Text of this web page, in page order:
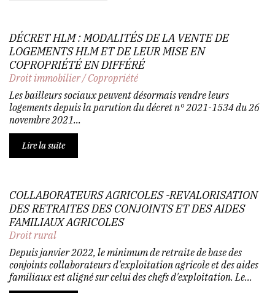
DÉCRET HLM : MODALITÉS DE LA VENTE DE
LOGEMENTS HLM ET DE LEUR MISE EN
COPROPRIÉTÉ EN DIFFÉRÉ
Droit immobilier/Copropriété
Les bailleurs sociaux peuvent désormais vendre leurs
logements depuis la parution du décret n° 2021-1534 du 26
novembre 2021...
Lire la suite
COLLABORATEURS AGRICOLES -REVALORISATION
DES RETRAITES DES CONJOINTS ET DES AIDES
FAMILIAUX AGRICOLES
Droit rural
Depuis janvier 2022, le minimum de retraite de base des
conjoints collaborateurs d'exploitation agricole et des aides
familiaux est aligné sur celui des chefs d'exploitation. Le...